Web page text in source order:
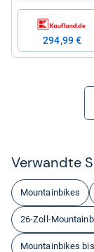
294,99 €
Ver­wandte
Mountainbikes
26-Zoll-
Mountainbikes